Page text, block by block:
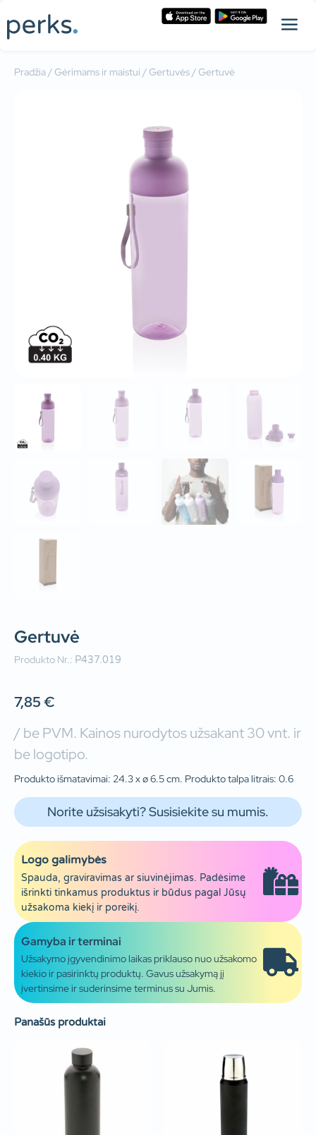
Pradžia/Gėrimams ir maistui /Gertuvės/ Gertuvė
Gertuvė
Produkto Nr.: P437.019
7,85€
/ be PVM. Kainos nurodytos užsakant 30 vnt. ir
be logotipo.
Produkto išmatavimai: 24.3 x ø 6.5 cm. Produkto talpa litrais: 0.6
Norite užsisakyti? Susisiekite su mumis.
Logo galimybės
Spauda, graviravimas ar siuvinėjimas. Padėsime
išrinkti tinkamus produktus ir būdus pagal Jūsų
užsakoma kiekį ir poreikį.
Gamyba ir terminai
Užsakymo įgyvendinimo laikas priklauso nuo užsakomo
kiekio ir pasirinktų produktų. Gavus užsakymą jį
įvertinsime ir suderinsime terminus su Jumis.
Panašūs produktai